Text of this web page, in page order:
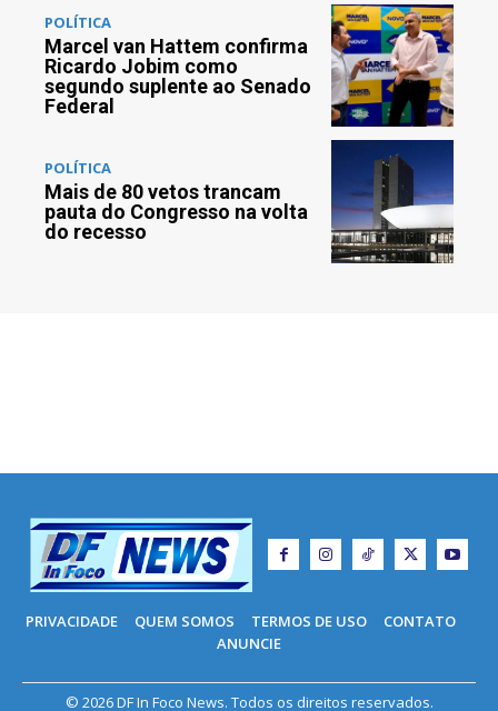
POLÍTICA
Marcel van Hattem confirma
Ricardo Jobim como
segundo suplente ao Senado
Federal
POLÍTICA
Mais de 80 vetos trancam
pauta do Congresso na volta
do recesso
PRIVACIDADE QUEM SOMOS TERMOS DE USO
CONTATO
ANUNCIE
© 2026 DF In Foco News. Todos os direitos reservados.